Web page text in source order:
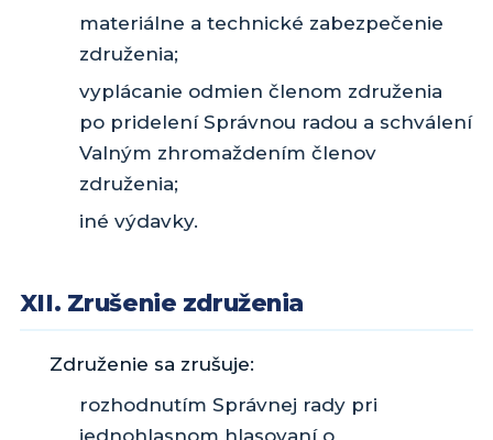
materiálne a technické zabezpečenie
združenia;
vyplácanie odmien členom združenia
po pridelení Správnou radou a schválení
Valným zhromaždením členov
združenia;
iné výdavky.
XII. Zrušenie združenia
Združenie sa zrušuje:
rozhodnutím Správnej rady pri